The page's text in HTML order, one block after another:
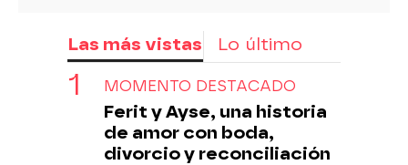
Las más vistas Lo último
MOMENTO DESTACADO
Ferit y Ayse, una historia
de amor con boda,
divorcio y reconciliación